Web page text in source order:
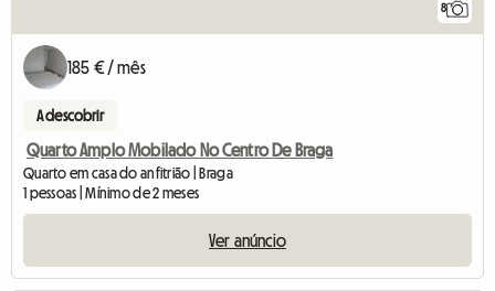
8
185 € / mês
A descobrir
Quarto Amplo Mobilado No Centro De Braga
Quarto em casa do anfitrião | Braga
1 pessoas | Mínimo de 2 meses
Ver anúncio